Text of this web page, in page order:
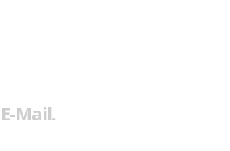
Mail.